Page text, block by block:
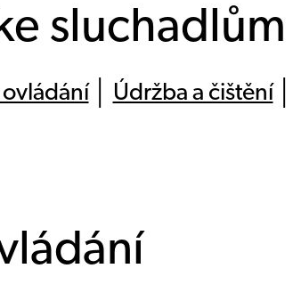
sluchadlům
Údržba a čištění